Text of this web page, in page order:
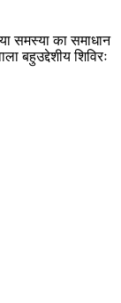
समस्या का समाधान
बहुउद्देशीय शिविरः